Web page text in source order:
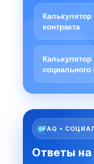
контракта
социального
FAQ •
Ответы